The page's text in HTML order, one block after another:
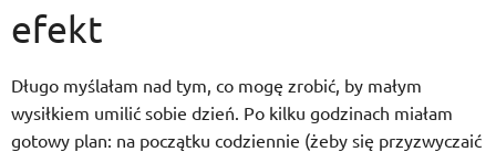
efekt
Długo myślałam nad tym, co mogę zrobić, by małym
wysiłkiem umilić sobie dzień. Po kilku godzinach miałam
gotowy plan: na początku codziennie (żeby się przyzwyczaić